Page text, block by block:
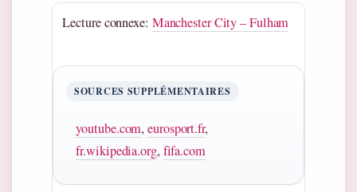
Lecture connexe: Manchester City – Fulham
SOURCES SUPPLÉMENTAIRES
youtube.com,eurosport.fr,
fr.wikipedia.org, fifa.com